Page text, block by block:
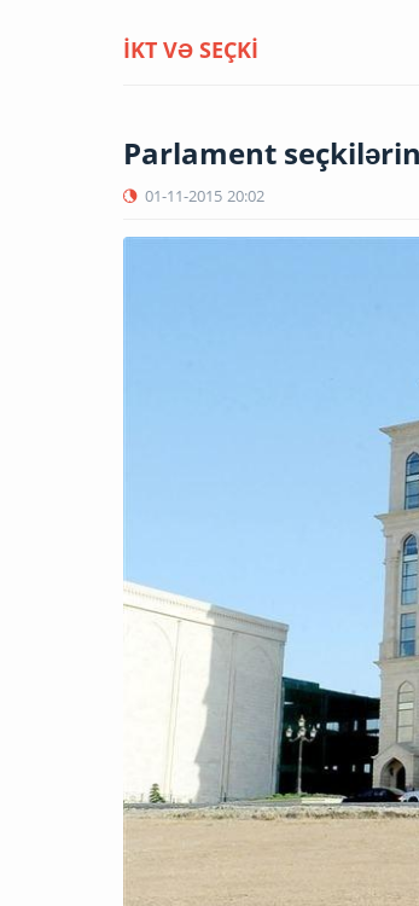
İKT VƏ SEÇKİ
Parlament
01-11-2015 20:02